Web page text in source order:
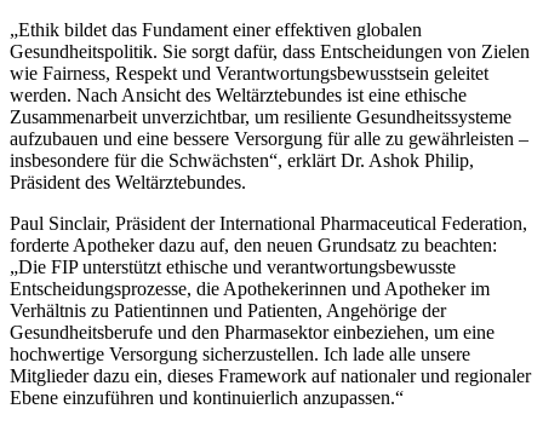
„Ethik bildet das Fundament einer effektiven globalen
Gesundheitspolitik. Sie sorgt dafür, dass Entscheidungen von Zielen
wie Fairness, Respekt und Verantwortungsbewusstsein geleitet
werden. Nach Ansicht des Weltärztebundes ist eine ethische
Zusammenarbeit unverzichtbar, um resiliente Gesundheitssysteme
aufzubauen und eine bessere Versorgung für alle zu gewährleisten –
insbesondere für die Schwächsten“, erklärt Dr. Ashok Philip,
Präsident des Weltärztebundes.
Paul Sinclair, Präsident der International Pharmaceutical Federation,
forderte Apotheker dazu auf, den neuen Grundsatz zu beachten:
„Die FIP unterstützt ethische und verantwortungsbewusste
Entscheidungsprozesse, die Apothekerinnen und Apotheker im
Verhältnis zu Patientinnen und Patienten, Angehörige der
Gesundheitsberufe und den Pharmasektor einbeziehen, um eine
hochwertige Versorgung sicherzustellen. Ich lade alle unsere
Mitglieder dazu ein, dieses Framework auf nationaler und regionaler
Ebene einzuführen und kontinuierlich anzupassen.“